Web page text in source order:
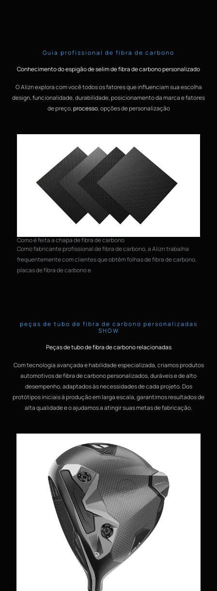
Guia profissional de fibra de carbono
Conhecimento do espigão de selim de fibra de carbono personalizado
O Alizn explora com você todos os fatores que influenciam sua escolha
design, funcionalidade, durabilidade, posicionamento da marca e fatores
de preço,processo, opções de personalização
Como é feita a chapa de fibra de carbono
Como fabricante profissional de fibra de carbono, a Alizn trabalha
frequentemente com clientes que obtêm folhas de fibra de carbono,
placas de fibra de carbono e
peças de tubo de fibra de carbono personalizadas
SHOW
Peças de tubo de fibra de carbono relacionadas
Com tecnologia avançada e habilidade especializada, criamos produtos
automotivos de fibra de carbono personalizados, duráveis e de alto
desempenho, adaptados às necessidades de cada projeto. Dos
protótipos iniciais à produção em larga escala, garantimos resultados de
alta qualidade e o ajudamos a atingir suas metas de fabricação.